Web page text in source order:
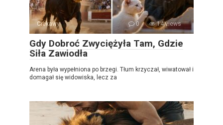
Ciekawy 0 14 views
Gdy Dobroć Zwyciężyła Tam, Gdzie
Siła Zawiodła
Arena była wypełniona po brzegi. Tłum krzyczał, wiwatował i
domagał się widowiska, lecz za